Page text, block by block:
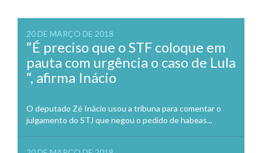
20 DE MARÇO DE 2018
“É preciso que o STF coloque em
pauta com urgência o caso de Lula
“, afirma Inácio
O deputado Zé Inácio usou a tribuna para comentar o
julgamento do STJ que negou o pedido de habeas...